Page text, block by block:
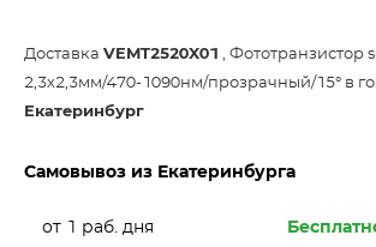
Доставка VEMT2520X01 , Фототранзистор
2,3х2,3мм/470-1090нм/прозрачный/15° в
Екатеринбург
Самовывоз из Екатеринбурга
от 1 раб. дня